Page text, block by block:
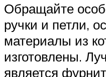
Обращайте
ручки и петли,
материалы из
изготовлены.
является